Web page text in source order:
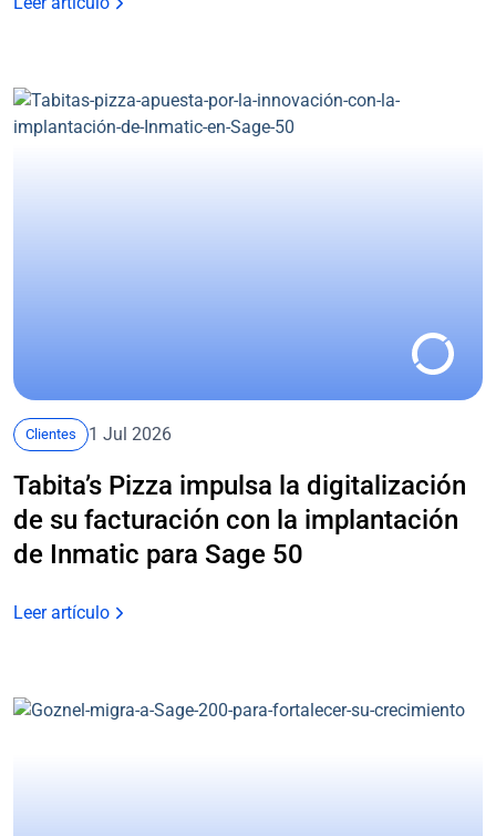
Clientes 1 Jul 2026
Tabita’s Pizza impulsa la digitalización
de su facturación con la implantación
de Inmatic para Sage 50
Leer artículo